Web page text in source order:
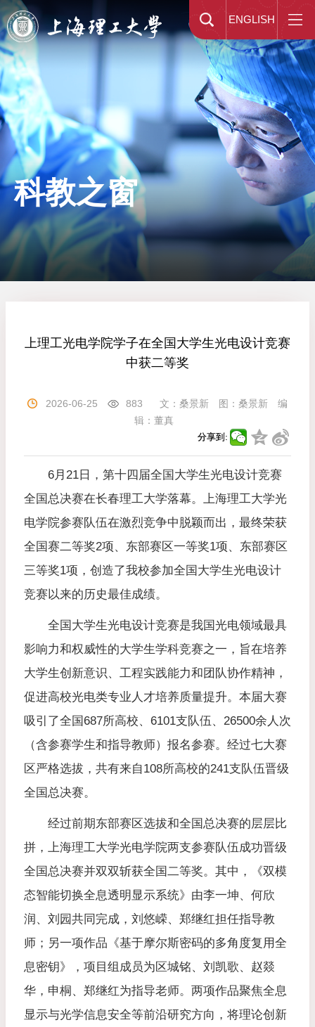
ENGLISH
科教之窗
上理工光电学院学子在全国大学生光电设计竞赛
中获二等奖
2026-06-25 883 文： 桑景新 图： 桑景新
编
辑： 董真
分享到:
6月21日，第十四届全国大学生光电设计竞赛
全国总决赛在长春理工大学落幕。上海理工大学光
电学院参赛队伍在激烈竞争中脱颖而出，最终荣获
全国赛二等奖2项、东部赛区一等奖1项、东部赛区
三等奖1项，创造了我校参加全国大学生光电设计
竞赛以来的历史最佳成绩。
全国大学生光电设计竞赛是我国光电领域最具
影响力和权威性的大学生学科竞赛之一，旨在培养
大学生创新意识、工程实践能力和团队协作精神，
促进高校光电类专业人才培养质量提升。本届大赛
吸引了全国687所高校、6101支队伍、26500余人次
（含参赛学生和指导教师）报名参赛。经过七大赛
区严格选拔，共有来自108所高校的241支队伍晋级
全国总决赛。
经过前期东部赛区选拔和全国总决赛的层层比
拼，上海理工大学光电学院两支参赛队伍成功晋级
全国总决赛并双双斩获全国二等奖。其中，《双模
态智能切换全息透明显示系统》由李一坤、何欣
润、刘园共同完成，刘悠嵘、郑继红担任指导教
师；另一项作品《基于摩尔斯密码的多角度复用全
息密钥》，项目组成员为区城铭、刘凯歌、赵燚
华，申桐、郑继红为指导老师。两项作品聚焦全息
显示与光学信息安全等前沿研究方向，将理论创新